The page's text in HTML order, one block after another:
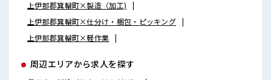
上伊那郡箕輪町×製造（加工)
上伊那郡箕輪町×仕分け・梱包・ピッキング
上伊那郡箕輪町×軽作業
周辺エリアから求人を探す